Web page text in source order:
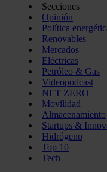
Secciones
Opinión
Política
Renovables
Mercados
Eléctricas
Petróleo & Gas
Videopodcast
NET ZERO
Movilidad
Almacenamiento
Startups &
Hidrógeno
Top 10
Tech